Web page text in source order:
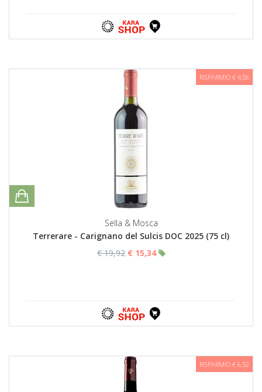
RISPARMIO € 4,58
Sella & Mosca
Terrerare - Carignano del Sulcis DOC 2025 (75 cl)
€ 19,92 € 15,34
RISPARMIO € 6,52